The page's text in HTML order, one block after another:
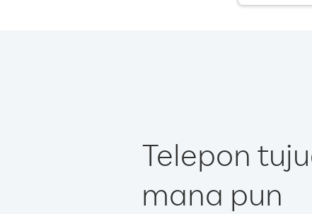
Telepon
mana pun